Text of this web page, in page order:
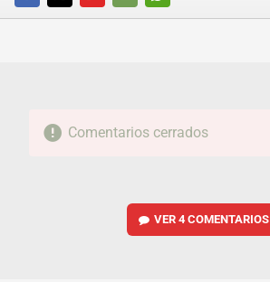
FACEBOOKTWITTERFLIPBOARD
E-
WHATSAPP
Comentarios cerrados
VER4 COMENTARIOS